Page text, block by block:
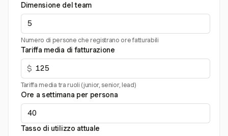
Dimensione del team
Numero di persone che registrano ore fatturabili
Tariffa media di fatturazione
$
Tariffa media tra ruoli (junior, senior, lead)
Ore a settimana per persona
Tasso di utilizzo attuale